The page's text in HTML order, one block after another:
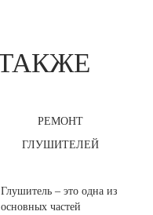
РЕМОНТ
ГЛУШИТЕЛЕЙ
Глушитель – это одна из
основных частей